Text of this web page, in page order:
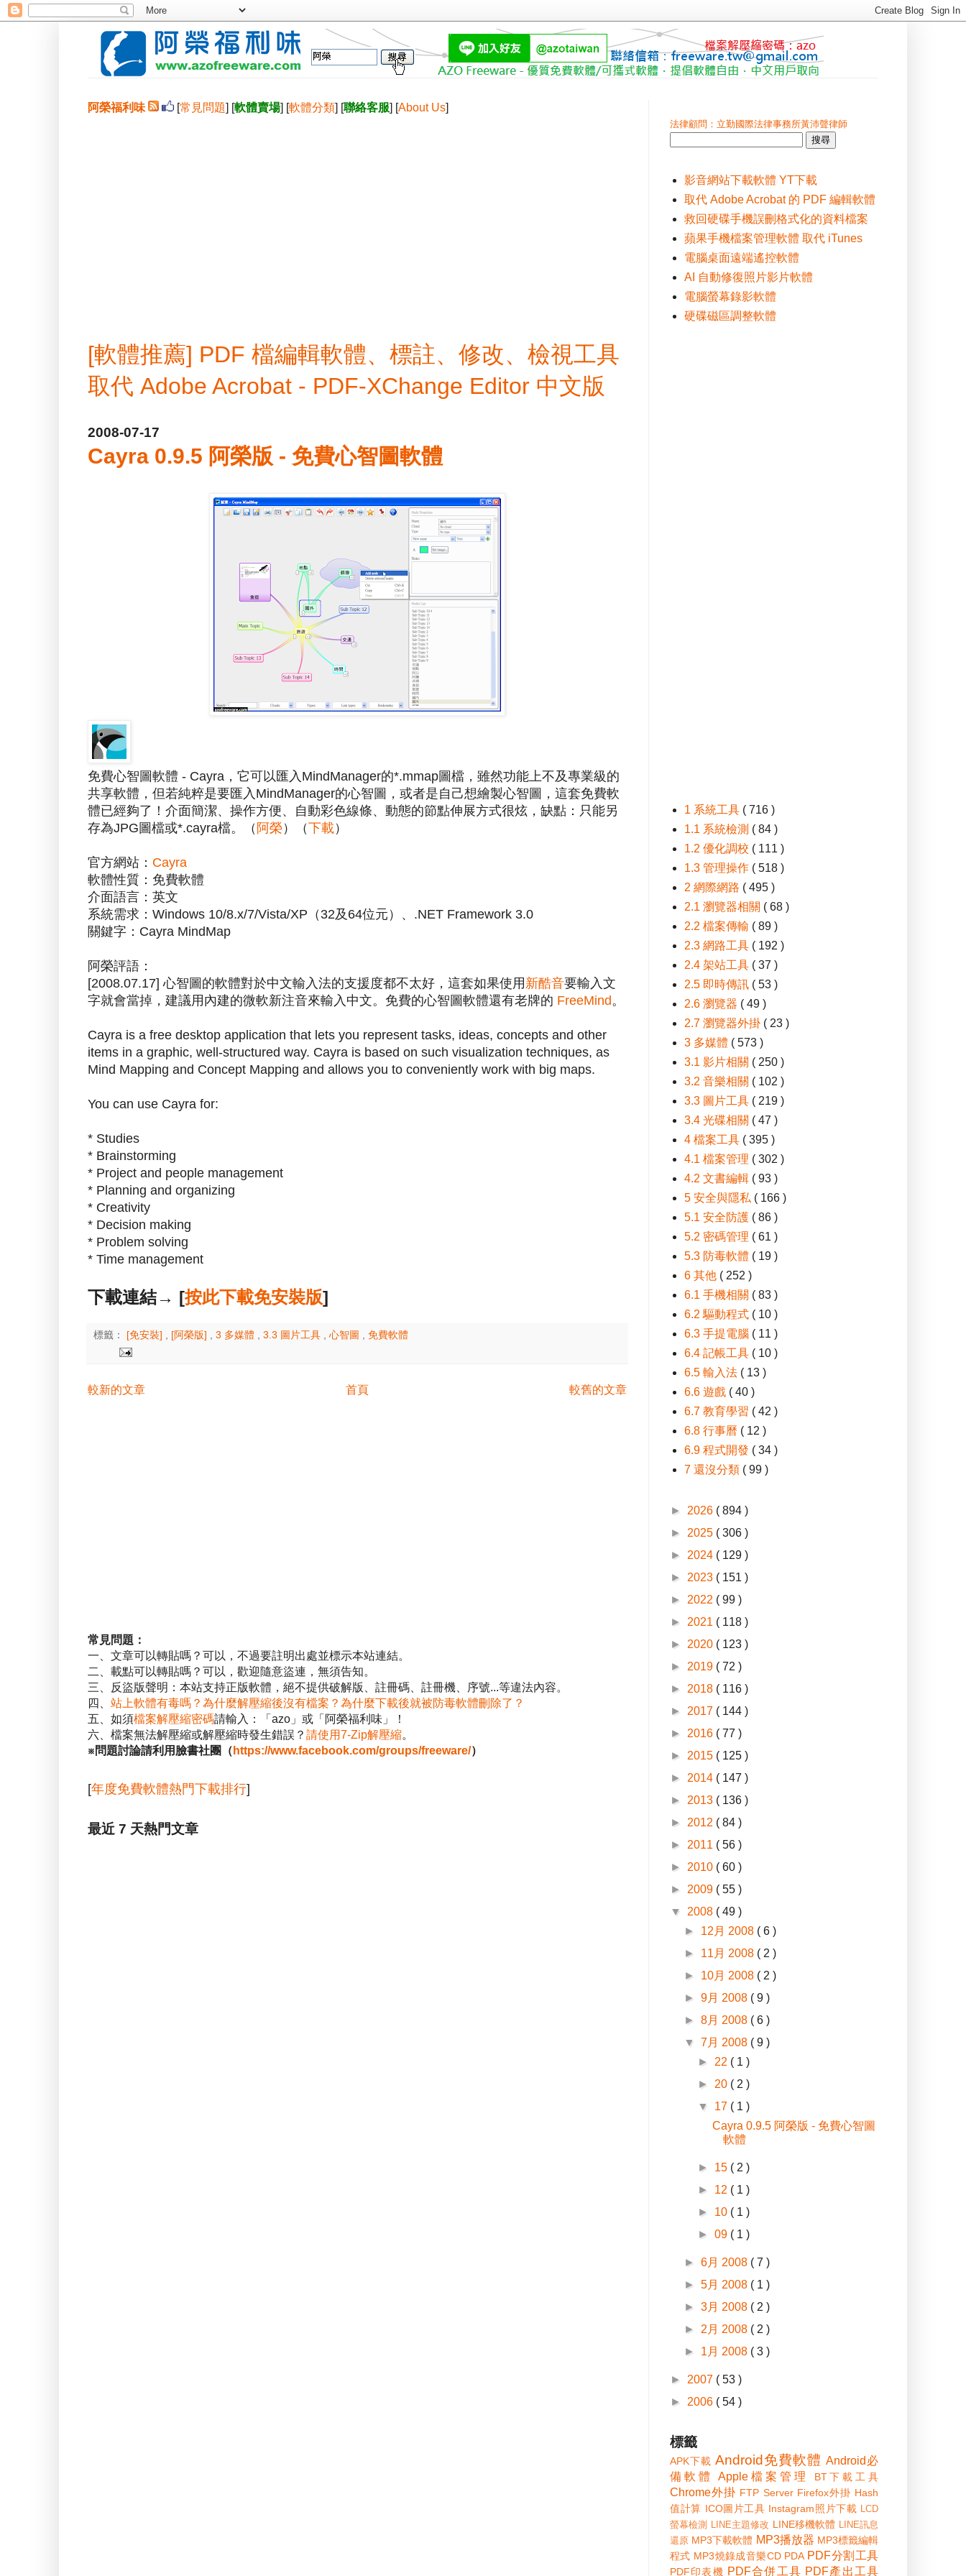
阿榮福利味 [常見問題] [軟體賣場] [軟體分類] [聯絡客服] [About Us]
[軟體推薦] PDF 檔編輯軟體、標註、修改、檢視工具
取代 Adobe Acrobat - PDF-XChange Editor 中文版
2008-07-17
Cayra 0.9.5 阿榮版 - 免費心智圖軟體
免費心智圖軟體 - Cayra，它可以匯入MindManager的*.mmap圖檔，雖然功能上不及專業級的
共享軟體，但若純粹是要匯入MindManager的心智圖，或者是自己想繪製心智圖，這套免費軟
體已經夠了！介面簡潔、操作方便、自動彩色線條、動態的節點伸展方式很炫，缺點：只能另
存為JPG圖檔或*.cayra檔。（ 阿榮 ）（下載）
官方網站： Cayra
軟體性質：免費軟體
介面語言：英文
系統需求：Windows 10/8.x/7/Vista/XP（32及64位元）、.NET Framework 3.0
關鍵字：Cayra MindMap
阿榮評語：
[2008.07.17] 心智圖的軟體對於中文輸入法的支援度都不太好，這套如果使用 新酷音要輸入文
字就會當掉，建議用內建的微軟新注音來輸入中文。免費的心智圖軟體還有老牌的 FreeMind。
Cayra is a free desktop application that lets you represent tasks, ideas, concepts and other
items in a graphic, well-structured way. Cayra is based on such visualization techniques, as
Mind Mapping and Concept Mapping and allows you to conveniently work with big maps.
You can use Cayra for:
* Studies
* Brainstorming
* Project and people management
* Planning and organizing
* Creativity
* Decision making
* Problem solving
* Time management
下載連結→ [按此下載免安裝版]
標籤： [免安裝] [阿榮版] 3 多媒體 3.3 圖片工具 心智圖 免費軟體
較新的文章 較舊的文章
首頁
常見問題：
一、文章可以轉貼嗎？可以，不過要註明出處並標示本站連結。
二、載點可以轉貼嗎？可以，歡迎隨意盜連，無須告知。
三、反盜版聲明：本站支持正版軟體，絕不提供破解版、註冊碼、註冊機、序號...等違法內容。
四、 站上軟體有毒嗎？為什麼解壓縮後沒有檔案？為什麼下載後就被防毒軟體刪除了？
五、如須檔案解壓縮密碼請輸入：「azo」或「阿榮福利味」！
六、檔案無法解壓縮或解壓縮時發生錯誤？ 請使用7-Zip解壓縮。
※問題討論請利用臉書社團（ https://www.facebook.com/groups/freeware/）
[年度免費軟體熱門下載排行]
最近 7 天熱門文章
法律顧問：立勤國際法律事務所黃沛聲律師
影音網站下載軟體 YT下載
取代 Adobe Acrobat 的 PDF 編輯軟體
救回硬碟手機誤刪格式化的資料檔案
蘋果手機檔案管理軟體 取代 iTunes
電腦桌面遠端遙控軟體
AI 自動修復照片影片軟體
電腦螢幕錄影軟體
硬碟磁區調整軟體
1 系統工具 ( 716 )
1.1 系統檢測 ( 84 )
1.2 優化調校 ( 111 )
1.3 管理操作 ( 518 )
2 網際網路 ( 495 )
2.1 瀏覽器相關 ( 68 )
2.2 檔案傳輸 ( 89 )
2.3 網路工具 ( 192 )
2.4 架站工具 ( 37 )
2.5 即時傳訊 ( 53 )
2.6 瀏覽器 ( 49 )
2.7 瀏覽器外掛 ( 23 )
3 多媒體 ( 573 )
3.1 影片相關 ( 250 )
3.2 音樂相關 ( 102 )
3.3 圖片工具 ( 219 )
3.4 光碟相關 ( 47 )
4 檔案工具 ( 395 )
4.1 檔案管理 ( 302 )
4.2 文書編輯 ( 93 )
5 安全與隱私 ( 166 )
5.1 安全防護 ( 86 )
5.2 密碼管理 ( 61 )
5.3 防毒軟體 ( 19 )
6 其他 ( 252 )
6.1 手機相關 ( 83 )
6.2 驅動程式 ( 10 )
6.3 手提電腦 ( 11 )
6.4 記帳工具 ( 10 )
6.5 輸入法 ( 13 )
6.6 遊戲 ( 40 )
6.7 教育學習 ( 42 )
6.8 行事曆 ( 12 )
6.9 程式開發 ( 34 )
7 還沒分類 ( 99 )
► 2026 ( 894 )
► 2025 ( 306 )
► 2024 ( 129 )
► 2023 ( 151 )
► 2022 ( 99 )
► 2021 ( 118 )
► 2020 ( 123 )
► 2019 ( 72 )
► 2018 ( 116 )
► 2017 ( 144 )
► 2016 ( 77 )
► 2015 ( 125 )
► 2014 ( 147 )
► 2013 ( 136 )
► 2012 ( 84 )
► 2011 ( 56 )
► 2010 ( 60 )
► 2009 ( 55 )
▼ 2008 ( 49 )
► 12月 2008 ( 6 )
► 11月 2008 ( 2 )
► 10月 2008 ( 2 )
►9月 2008 ( 9 )
►8月 2008 ( 6 )
▼7月 2008 ( 9 )
► 22 ( 1 )
► 20 ( 2 )
▼ 17 ( 1 )
Cayra 0.9.5 阿榮版 - 免費心智圖
軟體
► 15 ( 2 )
► 12 ( 1 )
► 10 ( 1 )
►09 ( 1 )
►6月 2008 ( 7 )
►5月 2008 ( 1 )
►3月 2008 ( 2 )
► 2月 2008 ( 2 )
► 1月 2008 ( 3 )
► 2007 ( 53 )
► 2006 ( 54 )
標籤
APK下載 Android免費軟體 Android必
備軟體
Apple檔案管理 BT下載工具
Chrome外掛 FTP Server Firefox外掛 Hash
值計算 ICO圖片工具 Instagram照片下載 LCD
螢幕檢測
LINE主題修改 LINE移機軟體 LINE訊息
還原 MP3下載軟體 MP3播放器 MP3標籤編輯
程式 MP3燒錄成音樂CD PDA PDF分割工具
PDF印表機 PDF合併工具 PDF產出工具